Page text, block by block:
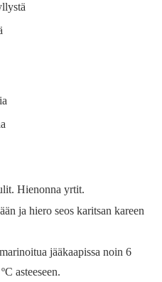
Hienonna yrtit.
ja hiero seos karitsan kareen
jääkaapissa noin 6
asteeseen.